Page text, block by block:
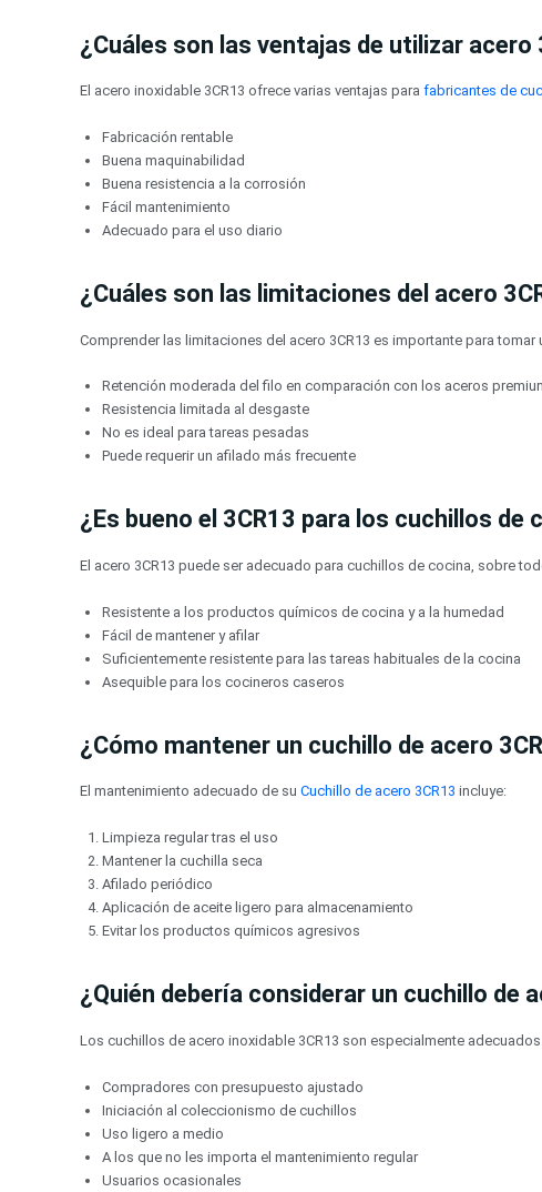
¿Cuáles son las ventajas de utilizar acero
El acero inoxidable 3CR13 ofrece varias ventajas para fabricantes de
Fabricación rentable
Buena maquinabilidad
Buena resistencia a la corrosión
Fácil mantenimiento
Adecuado para el uso diario
¿Cuáles son las limitaciones del acero
Comprender las limitaciones del acero 3CR13 es importante para
Retención moderada del filo en comparación con los aceros
Resistencia limitada al desgaste
No es ideal para tareas pesadas
Puede requerir un afilado más frecuente
¿Es bueno el 3CR13 para los cuchillos de
El acero 3CR13 puede ser adecuado para cuchillos de cocina, sobre
Resistente a los productos químicos de cocina y a la humedad
Fácil de mantener y afilar
Suficientemente resistente para las tareas habituales de la cocina
Asequible para los cocineros caseros
¿Cómo mantener un cuchillo de acero
El mantenimiento adecuado de su Cuchillo de acero 3CR13 incluye:
Limpieza regular tras el uso
Mantener la cuchilla seca
Afilado periódico
Aplicación de aceite ligero para almacenamiento
Evitar los productos químicos agresivos
¿Quién debería considerar un cuchillo de
Los cuchillos de acero inoxidable 3CR13 son especialmente
Compradores con presupuesto ajustado
Iniciación al coleccionismo de cuchillos
Uso ligero a medio
A los que no les importa el mantenimiento regular
Usuarios ocasionales